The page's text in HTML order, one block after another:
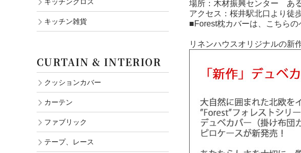
場所：木材振興センター あ
アクセス：桜井駅北口より徒
■Forest枕カバーは、こちらの
リネンハウスオリジナルの新
キッチン雑貨
CURTAIN & INTERIOR
クッションカバー
カーテン
ファブリック
テープ、レース